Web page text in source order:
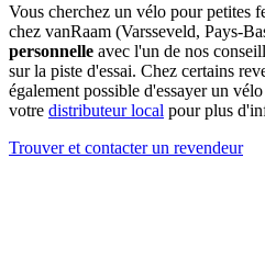
Vous cherchez un vélo pour petites
chez vanRaam (Varsseveld, Pays-
personnelle avec l'un de nos
sur la piste d'essai. Chez certains
également possible d'essayer un
votre distributeur local pour plus
Trouver et contacter un revendeur